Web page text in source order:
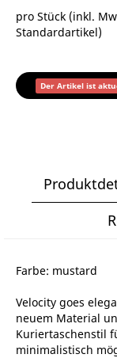
pro Stück (inkl.
Standardartikel)
Der Artikel ist
Farbe: mustard
Velocity goes
neuem Material
Kuriertaschenstil
minimalistisch